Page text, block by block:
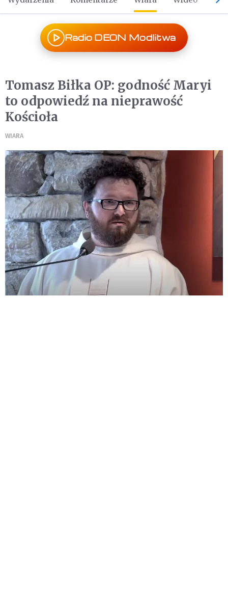
Radio DEON Modlitwa
Tomasz Biłka OP: godność Maryi
to odpowiedź na nieprawość
Kościoła
WIARA